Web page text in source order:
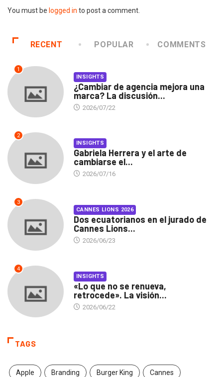
You must be logged in to post a comment.
RECENT POPULAR COMMENTS
1
INSIGHTS
¿Cambiar de agencia mejora una
marca? La discusión...
2026/07/22
2
INSIGHTS
Gabriela Herrera y el arte de
cambiarse el...
2026/07/16
3
CANNES LIONS 2026
Dos ecuatorianos en el jurado de
Cannes Lions...
2026/06/23
4
INSIGHTS
«Lo que no se renueva,
retrocede». La visión...
2026/06/22
TAGS
Apple Branding Burger King Cannes